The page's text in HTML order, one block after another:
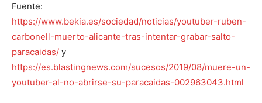
Fuente:
https://www.bekia.es/sociedad/noticias/youtuber-ruben-
carbonell-muerto-alicante-tras-intentar-grabar-salto-
paracaidas/ y
https://es.blastingnews.com/sucesos/2019/08/muere-un-
youtuber-al-no-abrirse-su-paracaidas-002963043.html